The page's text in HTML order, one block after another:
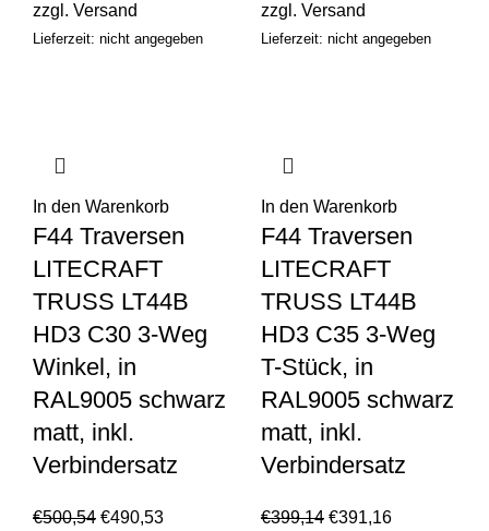
zzgl. Versand
Lieferzeit: nicht angegeben
zzgl. Versand
Lieferzeit: nicht angegeben
In den Warenkorb
F44 Traversen
LITECRAFT
TRUSS LT44B
HD3 C30 3-Weg
Winkel, in
RAL9005 schwarz
matt, inkl.
Verbindersatz
€500,54 €490,53
In den Warenkorb
F44 Traversen
LITECRAFT
TRUSS LT44B
HD3 C35 3-Weg
T-Stück, in
RAL9005 schwarz
matt, inkl.
Verbindersatz
€399,14 €391,16